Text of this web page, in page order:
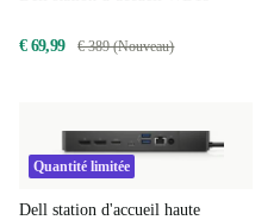
€ 69,99 € 389 (Nouveau)
Quantité limitée
Dell station d'accueil haute